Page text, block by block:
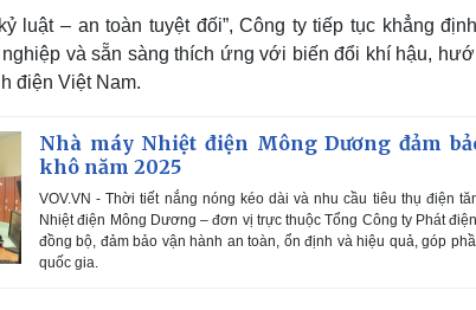
luật – an toàn tuyệt đối”, Công ty tiếp tục khẳng
và sẵn sàng thích ứng với biến đổi khí hậu,
điện Việt Nam.
Nhà máy Nhiệt điện Mông Dương đảm
khô năm 2025
VOV.VN - Thời tiết nắng nóng kéo dài và nhu cầu tiêu thụ điện
Nhiệt điện Mông Dương – đơn vị trực thuộc Tổng Công ty Phát
đồng bộ, đảm bảo vận hành an toàn, ổn định và hiệu quả, góp
quốc gia.